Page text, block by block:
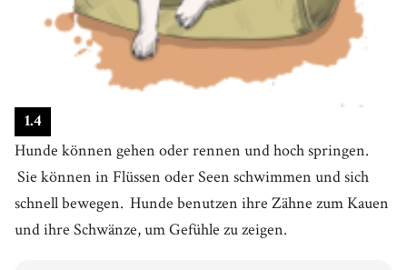
1.4
Hunde können gehen oder rennen und hoch springen.
Sie können in Flüssen oder Seen schwimmen und sich
schnell bewegen. Hunde benutzen ihre Zähne zum Kauen
und ihre Schwänze, um Gefühle zu zeigen.